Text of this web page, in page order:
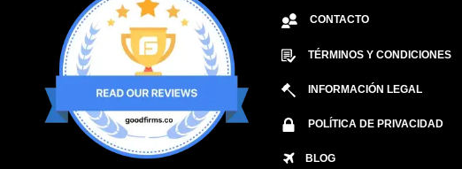
CONTACTO
TÉRMINOS Y CONDICIONES
INFORMACIÓN LEGAL
POLÍTICA DE PRIVACIDAD
BLOG